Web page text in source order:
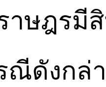
าษฎรมี
ณีดังกล่